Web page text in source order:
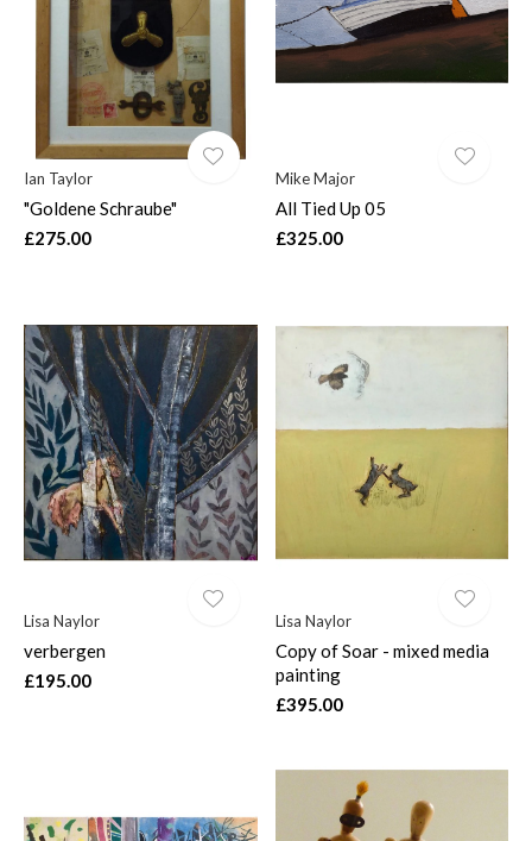
Ian Taylor
"Goldene Schraube"
£275.00
Mike Major
All Tied Up 05
£325.00
Lisa Naylor
verbergen
£195.00
Lisa Naylor
Copy of Soar - mixed media
painting
£395.00